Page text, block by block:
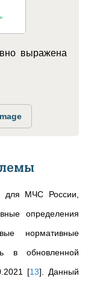
выражена
для МЧС России,
определения
нормативные
в обновленной
[13]
Данный